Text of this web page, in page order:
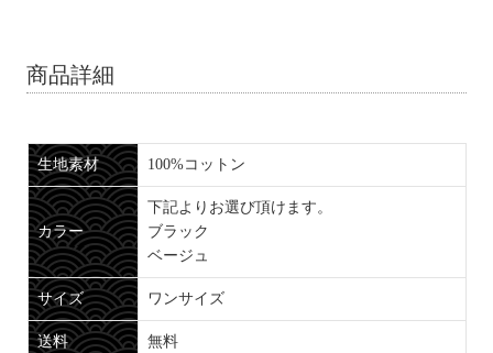
商品詳細
生地素材 100%コットン
カラー
下記よりお選び頂けます。
ブラック
ベージュ
サイズ ワンサイズ
送料 無料